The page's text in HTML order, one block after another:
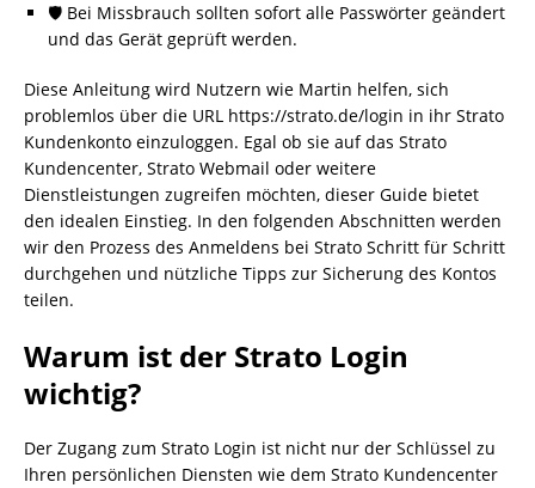
🛡️ Bei Missbrauch sollten sofort alle Passwörter geändert
und das Gerät geprüft werden.
Diese Anleitung wird Nutzern wie Martin helfen, sich
problemlos über die URL https://strato.de/login in ihr Strato
Kundenkonto einzuloggen. Egal ob sie auf das Strato
Kundencenter, Strato Webmail oder weitere
Dienstleistungen zugreifen möchten, dieser Guide bietet
den idealen Einstieg. In den folgenden Abschnitten werden
wir den Prozess des Anmeldens bei Strato Schritt für Schritt
durchgehen und nützliche Tipps zur Sicherung des Kontos
teilen.
Warum ist der Strato Login
wichtig?
Der Zugang zum Strato Login ist nicht nur der Schlüssel zu
Ihren persönlichen Diensten wie dem Strato Kundencenter